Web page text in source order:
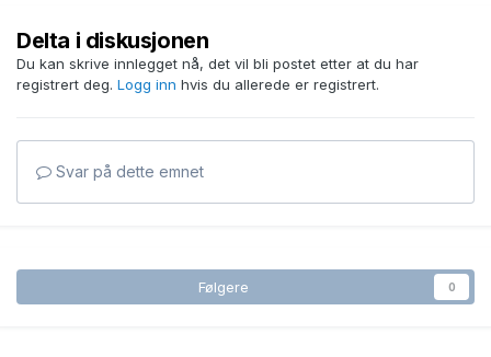
Delta i diskusjonen
Du kan skrive innlegget nå, det vil bli postet etter at du har
registrert deg. Logg inn hvis du allerede er registrert.
Svar på dette emnet
Følgere 0